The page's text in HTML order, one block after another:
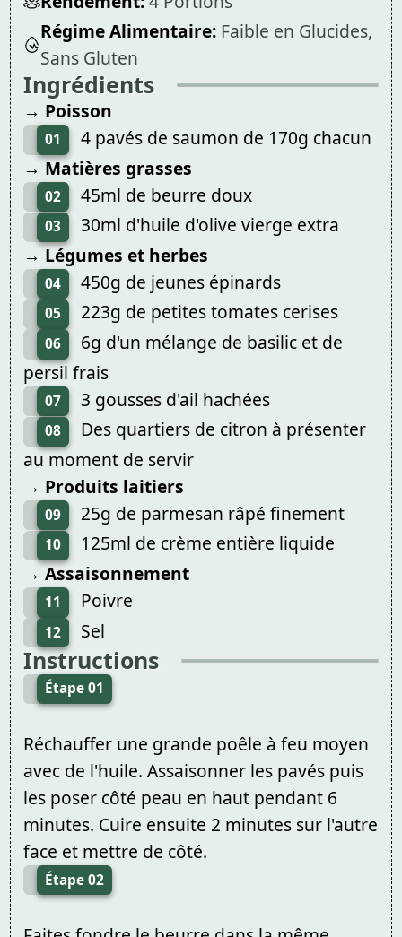
Régime Alimentaire: Faible en Glucides,
Sans Gluten
Ingrédients
→ Poisson
01
4 pavés de saumon de 170g chacun
→ Matières grasses
02 45ml de beurre doux
03
30ml d'huile d'olive vierge extra
→ Légumes et herbes
04 450g de jeunes épinards
05 223g de petites tomates cerises
06
6g d'un mélange de basilic et de
persil frais
07 3 gousses d'ail hachées
08
Des quartiers de citron à présenter
au moment de servir
→ Produits laitiers
09 25g de parmesan râpé finement
10
125ml de crème entière liquide
→ Assaisonnement
11 Poivre
12 Sel
Instructions
Étape 01
Réchauffer une grande poêle à feu moyen
avec de l'huile. Assaisonner les pavés puis
les poser côté peau en haut pendant 6
minutes. Cuire ensuite 2 minutes sur l'autre
face et mettre de côté.
Étape 02